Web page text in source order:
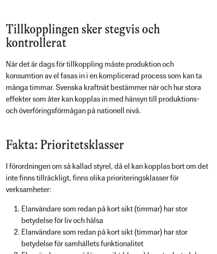
Tillkopplingen sker stegvis och
kontrollerat
När det är dags för tillkoppling måste produktion och
konsumtion av el fasas in i en komplicerad process som kan ta
många timmar. Svenska kraftnät bestämmer när och hur stora
effekter som åter kan kopplas in med hänsyn till produktions-
och överföringsförmågan på nationell nivå.
Fakta: Prioritetsklasser
I förordningen om så kallad styrel, då el kan kopplas bort om det
inte finns tillräckligt, finns olika prioriteringsklasser för
verksamheter:
Elanvändare som redan på kort sikt (timmar) har stor
betydelse för liv och hälsa
Elanvändare som redan på kort sikt (timmar) har stor
betydelse för samhällets funktionalitet